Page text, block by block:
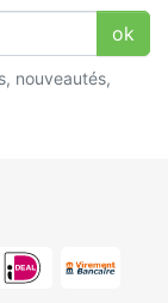
ok
nouveautés,